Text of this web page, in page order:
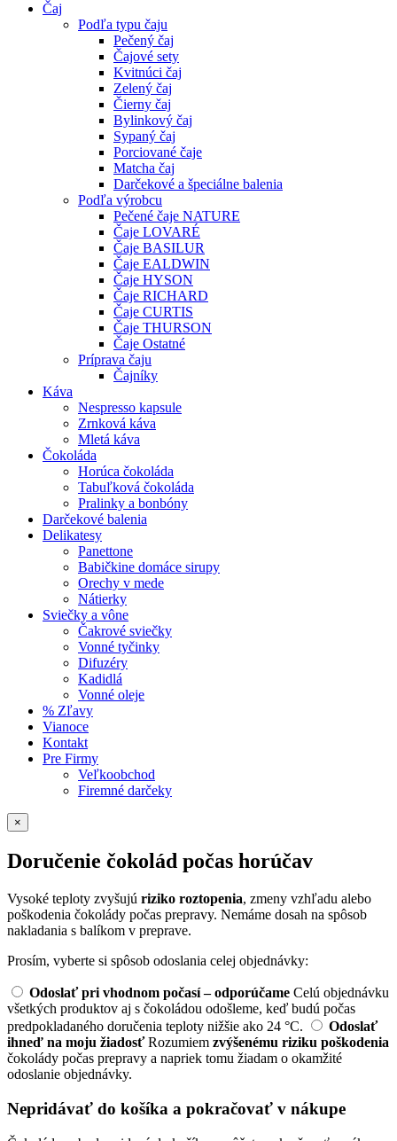
Čaj
Podľa typu čaju
Pečený čaj
Čajové sety
Kvitnúci čaj
Zelený čaj
Čierny čaj
Bylinkový čaj
Sypaný čaj
Porciované čaje
Matcha čaj
Darčekové a špeciálne balenia
Podľa výrobcu
Pečené čaje NATURE
Čaje LOVARÉ
Čaje BASILUR
Čaje EALDWIN
Čaje HYSON
Čaje RICHARD
Čaje CURTIS
Čaje THURSON
Čaje Ostatné
Príprava čaju
Čajníky
Káva
Nespresso kapsule
Zrnková káva
Mletá káva
Čokoláda
Horúca čokoláda
Tabuľková čokoláda
Pralinky a bonbóny
Darčekové balenia
Delikatesy
Panettone
Babičkine domáce sirupy
Orechy v mede
Nátierky
Sviečky a vône
Čakrové sviečky
Vonné tyčinky
Difuzéry
Kadidlá
Vonné oleje
% Zľavy
Vianoce
Kontakt
Pre Firmy
Veľkoobchod
Firemné darčeky
×
Doručenie čokolád počas horúčav
Vysoké teploty zvyšujú riziko roztopenia, zmeny vzhľadu alebo
poškodenia čokolády počas prepravy. Nemáme dosah na spôsob
nakladania s balíkom v preprave.
Prosím, vyberte si spôsob odoslania celej objednávky:
Odoslať pri vhodnom počasí – odporúčame Celú objednávku
všetkých produktov aj s čokoládou odošleme, keď budú počas
predpokladaného doručenia teploty nižšie ako 24 °C.
Odoslať
ihneď na moju žiadosť Rozumiem zvýšenému riziku poškodenia
čokolády počas prepravy a napriek tomu žiadam o okamžité
odoslanie objednávky.
Nepridávať do košíka a pokračovať v nákupe